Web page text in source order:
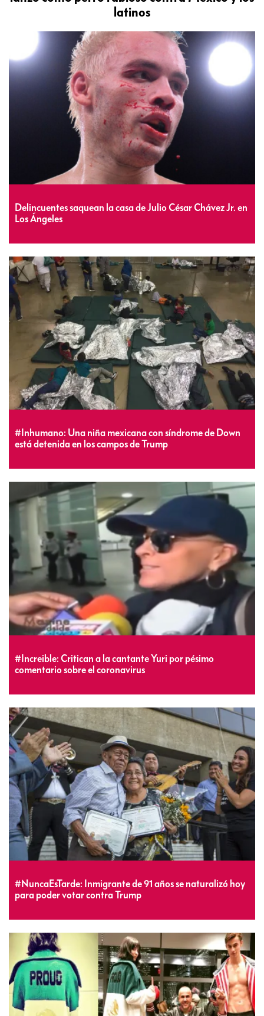
latinos
Delincuentes saquean la casa de Julio César Chávez Jr. en
Los Ángeles
#Inhumano: Una niña mexicana con síndrome de Down
está detenida en los campos de Trump
#Increible: Critican a la cantante Yuri por pésimo
comentario sobre el coronavirus
#NuncaEsTarde: Inmigrante de 91 años se naturalizó hoy
para poder votar contra Trump